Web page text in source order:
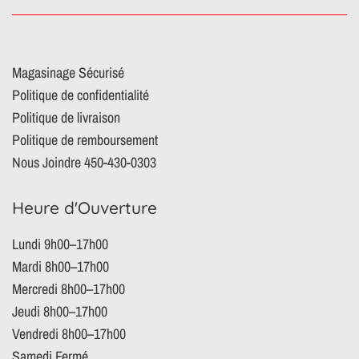
Magasinage Sécurisé
Politique de confidentialité
Politique de livraison
Politique de remboursement
Nous Joindre 450-430-0303
Heure d'Ouverture
Lundi 9h00–17h00
Mardi 8h00–17h00
Mercredi 8h00–17h00
Jeudi 8h00–17h00
Vendredi 8h00–17h00